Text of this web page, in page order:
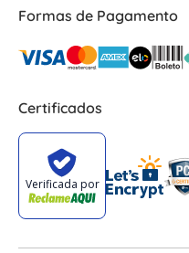
Formas de Pagamento
Certificados